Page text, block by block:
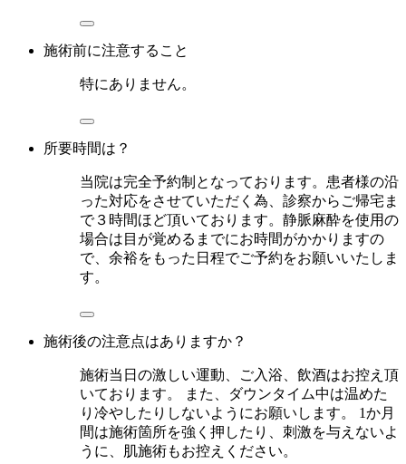
施術前に注意すること
特にありません。
所要時間は？
当院は完全予約制となっております。患者様の沿
った対応をさせていただく為、診察からご帰宅ま
で３時間ほど頂いております。静脈麻酔を使用の
場合は目が覚めるまでにお時間がかかりますの
で、余裕をもった日程でご予約をお願いいたしま
す。
施術後の注意点はありますか？
施術当日の激しい運動、ご入浴、飲酒はお控え頂
いております。 また、ダウンタイム中は温めた
り冷やしたりしないようにお願いします。 1か月
間は施術箇所を強く押したり、刺激を与えないよ
うに、肌施術もお控えください。